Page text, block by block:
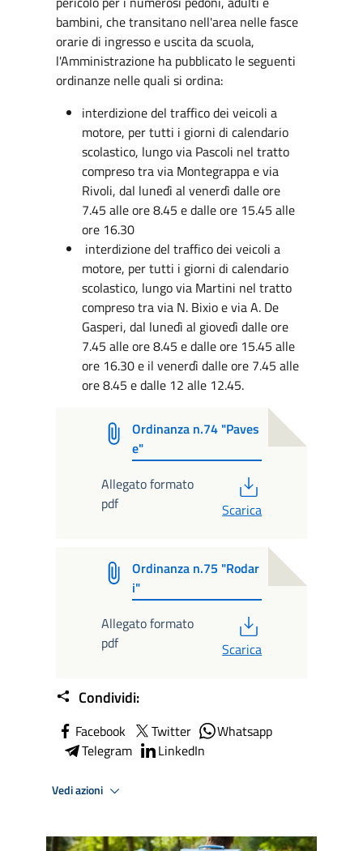
bambini, che transitano nell'area nelle fasce
orarie di ingresso e uscita da scuola,
l'Amministrazione ha pubblicato le seguenti
ordinanze nelle quali si ordina:
interdizione del traffico dei veicoli a
motore, per tutti i giorni di calendario
scolastico, lungo via Pascoli nel tratto
compreso tra via Montegrappa e via
Rivoli, dal lunedì al venerdì dalle ore
7.45 alle ore 8.45 e dalle ore 15.45 alle
ore 16.30
interdizione del traffico dei veicoli a
motore, per tutti i giorni di calendario
scolastico, lungo via Martini nel tratto
compreso tra via N. Bixio e via A. De
Gasperi, dal lunedì al giovedì dalle ore
7.45 alle ore 8.45 e dalle ore 15.45 alle
ore 16.30 e il venerdì dalle ore 7.45 alle
ore 8.45 e dalle 12 alle 12.45.
Ordinanza n.74 "Paves
e"
Allegato formato
pdf
Scarica
Ordinanza n.75 "Rodar
i"
Allegato formato
pdf
Scarica
Condividi:
Facebook Twitter
Whatsapp
Telegram
LinkedIn
Vedi azioni